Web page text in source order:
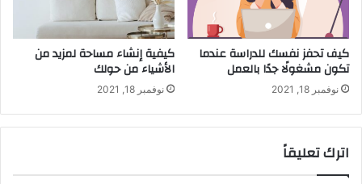
كيف تحفز نفسك للدراسة عندما
تكون مشغولًا جدًا بالعمل
نوفمبر 18, 2021
كيفية إنشاء مساحة لمزيد من
الأشياء من حولك
نوفمبر 18, 2021
اترك تعليقاً